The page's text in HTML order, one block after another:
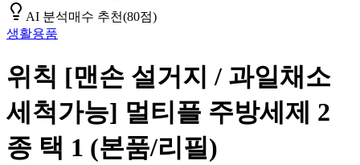
AI 분석매수 추천(80점)
생활용품
위칙 [맨손 설거지 / 과일채소
세척가능] 멀티플 주방세제 2
종 택 1 (본품/리필)